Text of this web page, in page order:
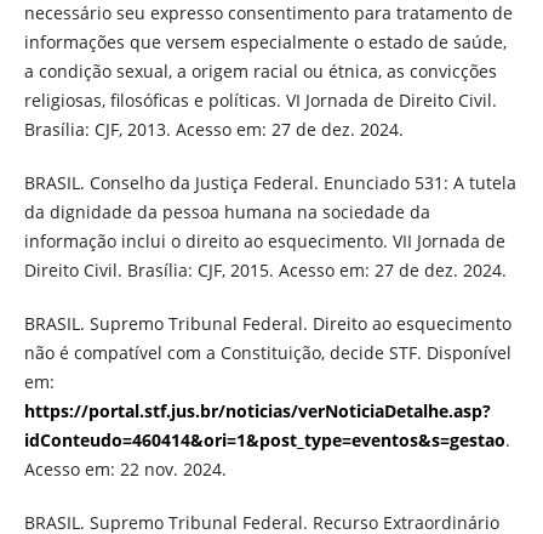
necessário seu expresso consentimento para tratamento de
informações que versem especialmente o estado de saúde,
a condição sexual, a origem racial ou étnica, as convicções
religiosas, filosóficas e políticas. VI Jornada de Direito Civil.
Brasília: CJF, 2013. Acesso em: 27 de dez. 2024.
BRASIL. Conselho da Justiça Federal. Enunciado 531: A tutela
da dignidade da pessoa humana na sociedade da
informação inclui o direito ao esquecimento. VII Jornada de
Direito Civil. Brasília: CJF, 2015. Acesso em: 27 de dez. 2024.
BRASIL. Supremo Tribunal Federal. Direito ao esquecimento
não é compatível com a Constituição, decide STF. Disponível
em:
https://portal.stf.jus.br/noticias/verNoticiaDetalhe.asp?
idConteudo=460414&ori=1&post_type=eventos&s=gestao.
Acesso em: 22 nov. 2024.
BRASIL. Supremo Tribunal Federal. Recurso Extraordinário